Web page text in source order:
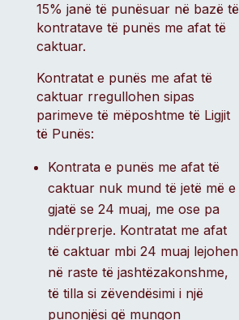
15% janë të punësuar në bazë të
kontratave të punës me afat të
caktuar.
Kontratat e punës me afat të
caktuar rregullohen sipas
parimeve të mëposhtme të Ligjit
të Punës:
Kontrata e punës me afat të
caktuar nuk mund të jetë më e
gjatë se 24 muaj, me ose pa
ndërprerje. Kontratat me afat
të caktuar mbi 24 muaj lejohen
në raste të jashtëzakonshme,
të tilla si zëvendësimi i një
punonjësi që mungon